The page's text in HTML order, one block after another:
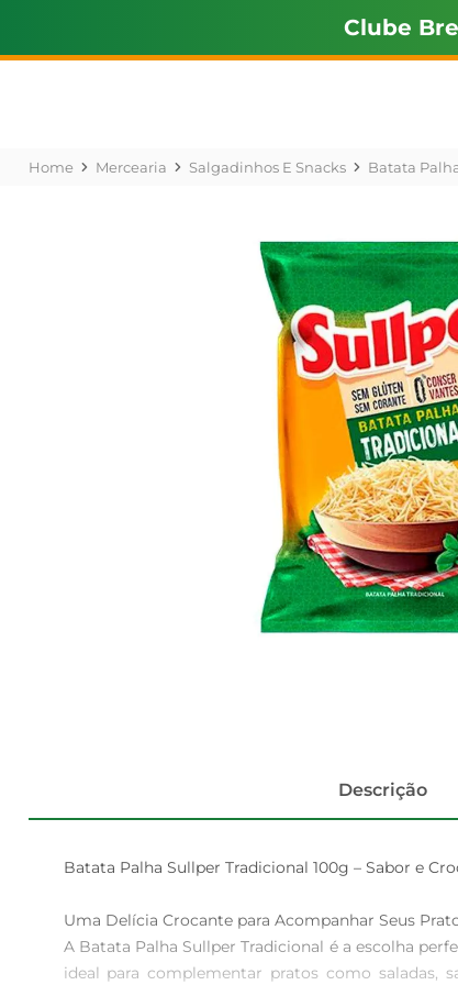
Clube
Mercearia Salgadinhos E Snacks Batata
Descrição
Batata Palha Sullper Tradicional 100g – Sabor e
Uma Delícia Crocante para Acompanhar Seus
A Batata Palha Sullper Tradicional é a escolha
ideal para complementar pratos como saladas,